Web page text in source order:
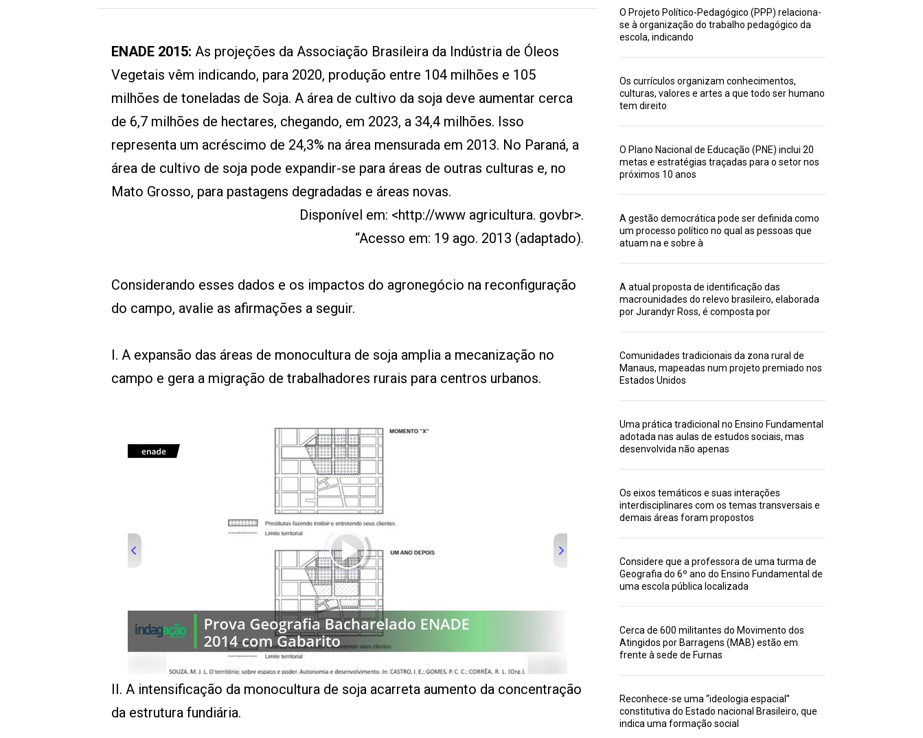
ENADE 2015: As projeções da Associação Brasileira da Indústria de Óleos
Vegetais vêm indicando, para 2020, produção entre 104 milhões e 105
milhões de toneladas de Soja. A área de cultivo da soja deve aumentar cerca
de 6,7 milhões de hectares, chegando, em 2023, a 34,4 milhões. Isso
representa um acréscimo de 24,3% na área mensurada em 2013. No Paraná, a
área de cultivo de soja pode expandir-se para áreas de outras culturas e, no
Mato Grosso, para pastagens degradadas e áreas novas.
Disponível em: <http://www agricultura. govbr>.
“Acesso em: 19 ago. 2013 (adaptado).
Considerando esses dados e os impactos do agronegócio na reconfiguração
do campo, avalie as afirmações a seguir.
I. A expansão das áreas de monocultura de soja amplia a mecanização no
campo e gera a migração de trabalhadores rurais para centros urbanos.
II. A intensificação da monocultura de soja acarreta aumento da concentração
da estrutura fundiária.
O Projeto Político-Pedagógico (PPP) relaciona-
se à organização do trabalho pedagógico da
escola, indicando
Os currículos organizam conhecimentos,
culturas, valores e artes a que todo ser humano
tem direito
O Plano Nacional de Educação (PNE) inclui 20
metas e estratégias traçadas para o setor nos
próximos 10 anos
A gestão democrática pode ser definida como
um processo político no qual as pessoas que
atuam na e sobre à
A atual proposta de identificação das
macrounidades do relevo brasileiro, elaborada
por Jurandyr Ross, é composta por
Comunidades tradicionais da zona rural de
Manaus, mapeadas num projeto premiado nos
Estados Unidos
Uma prática tradicional no Ensino Fundamental
adotada nas aulas de estudos sociais, mas
desenvolvida não apenas
Os eixos temáticos e suas interações
interdisciplinares com os temas transversais e
demais áreas foram propostos
Considere que a professora de uma turma de
Geografia do 6º ano do Ensino Fundamental de
uma escola pública localizada
Cerca de 600 militantes do Movimento dos
Atingidos por Barragens (MAB) estão em
frente à sede de Furnas
Reconhece-se uma “ideologia espacial”
constitutiva do Estado nacional Brasileiro, que
indica uma formação social